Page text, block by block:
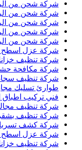
شركة شحن من
شركة شحن من
شركة شحن من
شركة شحن من
شركة شحن من
شركة عزل اسطح
شركة تنظيف
شركة مكافحة
شركة تنظيف
طوارئ تسليك
فني تركيب
شركة تنظيف
شركة تنظيف
شركة كشف
شركة عزل اسطح
شركة تنظيف